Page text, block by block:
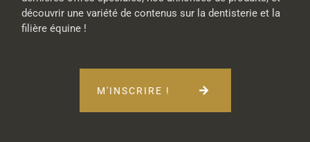
découvrir une variété de contenus sur la dentisterie et la
filière équine !
M'INSCRIRE !